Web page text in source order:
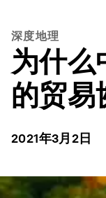
深度地理
为什么
的贸易
2021年3月2日